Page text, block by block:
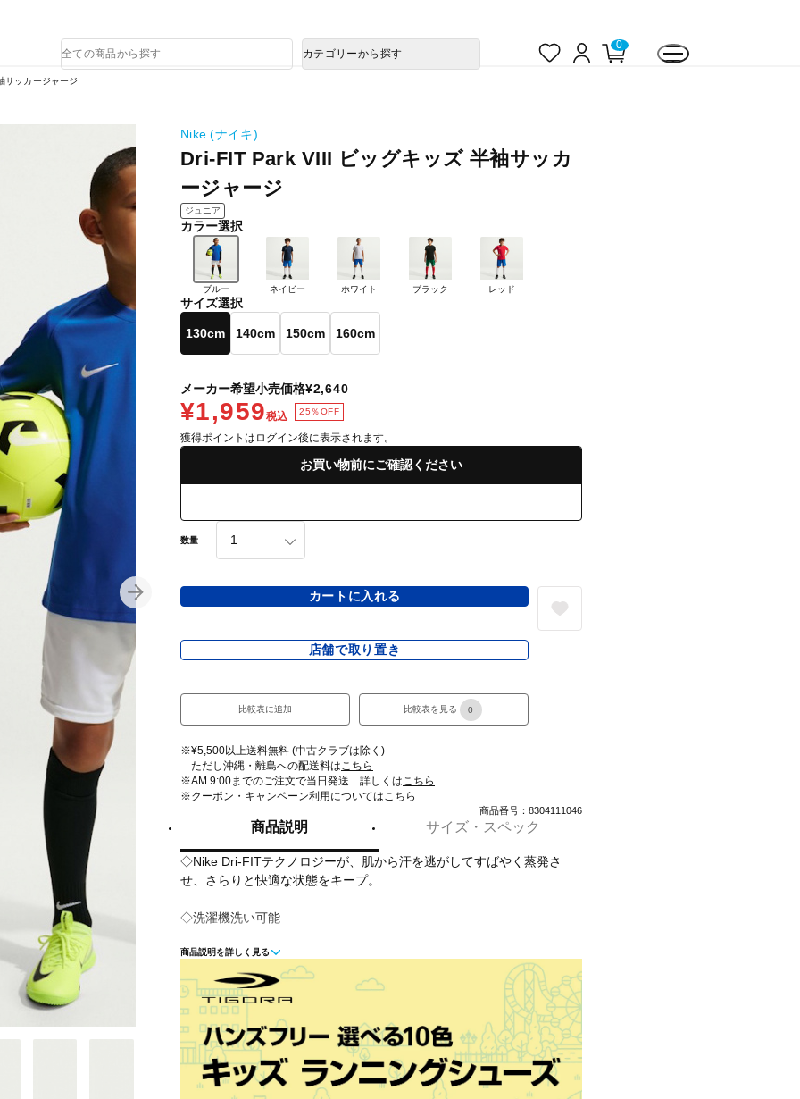
ロ
0
品
検
索
カテゴリーから探す
サッカージャージ
Nike (ナイキ)
Dri-FIT Park VIII ビッグキッズ 半袖サッカ
ージャージ
ジュニア
カラー選択
ブルー ネイビー ホワイト ブラック レッド
サイズ選択
130cm 140cm 150cm 160cm
メーカー希望小売価格¥2,640
¥1,959税込 25％OFF
獲得ポイントはログイン後に表示されます。
お買い物前にご確認ください
数量
カートに入れる
店舗で取り置き
比較表に追加 比較表を見る 0
※¥5,500以上送料無料 (中古クラブは除く)
ただし沖縄・離島への配送料はこちら
※AM 9:00までのご注文で当日発送 詳しくはこちら
※クーポン・キャンペーン利用についてはこちら
商品番号：8304111046
商品説明 サイズ・スペック
◇Nike Dri-FITテクノロジーが、肌から汗を逃がしてすばやく蒸発さ
せ、さらりと快適な状態をキープ。
◇洗濯機洗い可能
■カラー(メーカー表記):
ブルー(HV8182-463:ロイヤルブルー/(ホワイト))
ネイビー(HV8182-410:ミッドナイトネイビー/(ホワイト))
ホワイト(HV8182-100:ホワイト/(ブラック))
ブラック(HV8182-010:ブラック/(ホワイト))
レッド(657:ユニバーシティレッド/(ホワイト))
■素材:ポリエステル 100%
商品説明を詳しく見る